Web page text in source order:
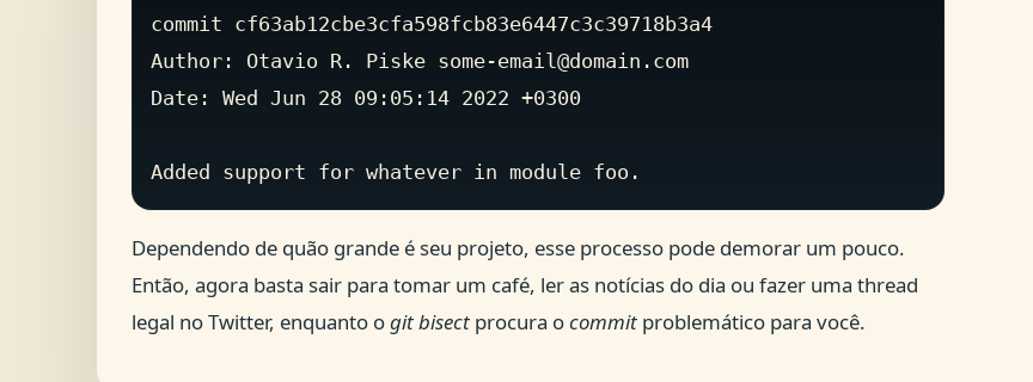
commit cf63ab12cbe3cfa598fcb83e6447c3c39718b3a4
Author: Otavio R. Piske some-email@domain.com
Date: Wed Jun 28 09:05:14 2022 +0300
Dependendo de quão grande é seu projeto, esse processo pode demorar um pouco.
Então, agora basta sair para tomar um café, ler as notícias do dia ou fazer uma thread
legal no Twitter, enquanto ogit bisect procura ocommit problemático para você.